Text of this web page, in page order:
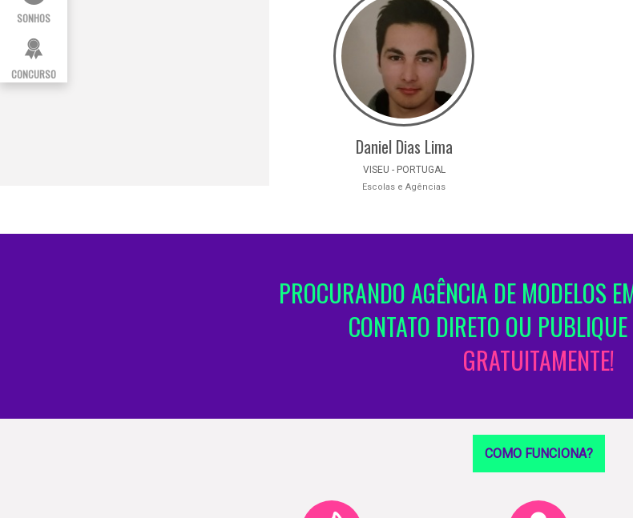
SONHOS
CONCURSO
Daniel Dias Lima
VISEU - PORTUGAL
Escolas e Agências
PROCURANDO AGÊNCIA DE MODELOS
CONTATO DIRETO OU
GRATUITAMENTE!
COMO FUNCIONA?